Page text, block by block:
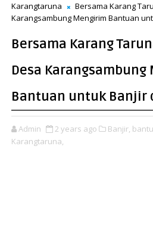
Karangtaruna
Bersama Karang
Karangsambung Mengirim Bantuan
Bersama Karang
Desa Karangsambung
Bantuan untuk Banjir
Admin 2 years ago Banjir,
Karangtaruna,